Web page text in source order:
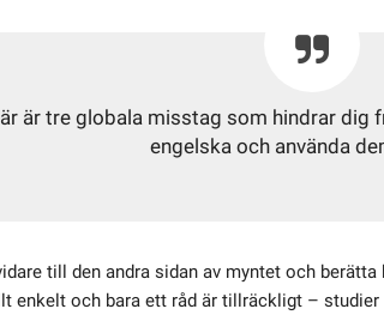
är tre globala misstag som hindrar dig
engelska och använda
till den andra sidan av myntet och
enkelt och bara ett råd är tillräckligt –